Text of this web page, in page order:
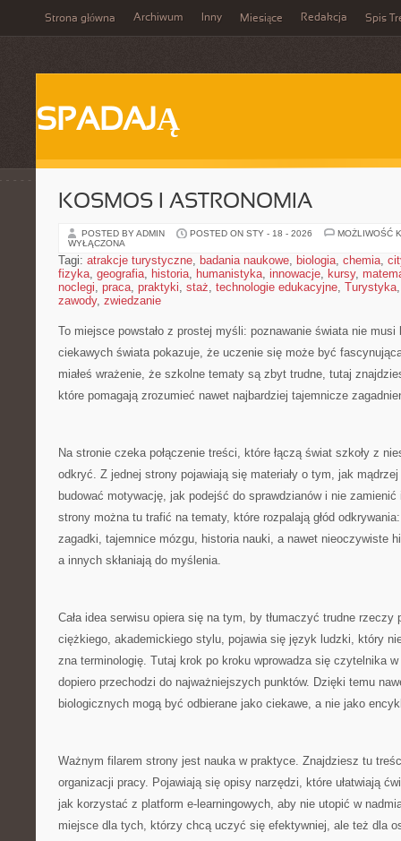
Strona główna Archiwum Inny Miesiące Redakcja Spis
SPADAJĄ
KOSMOS I ASTRONOMIA
POSTED BY ADMIN POSTED ON STY - 18 - 2026
MOŻLIWOŚĆ
WYŁĄCZONA
Tagi: atrakcje turystyczne, badania naukowe, biologia, chemia,
fizyka, geografia, historia, humanistyka, innowacje, kursy,
noclegi, praca, praktyki, staż, technologie edukacyjne, Turystyka
zawody, zwiedzanie
To miejsce powstało z prostej myśli: poznawanie świata nie
ciekawych świata pokazuje, że uczenie się może być
miałeś wrażenie, że szkolne tematy są zbyt trudne, tutaj
które pomagają zrozumieć nawet najbardziej tajemnicze
Na stronie czeka połączenie treści, które łączą świat szkoły z
odkryć. Z jednej strony pojawiają się materiały o tym, jak
budować motywację, jak podejść do sprawdzianów i nie zamienić
strony można tu trafić na tematy, które rozpalają głód
zagadki, tajemnice mózgu, historia nauki, a nawet nieoczywiste
a innych skłaniają do myślenia.
Cała idea serwisu opiera się na tym, by tłumaczyć trudne rzeczy
ciężkiego, akademickiego stylu, pojawia się język ludzki, który
zna terminologię. Tutaj krok po kroku wprowadza się czytelnika
dopiero przechodzi do najważniejszych punktów. Dzięki temu
biologicznych mogą być odbierane jako ciekawe, a nie jako
Ważnym filarem strony jest nauka w praktyce. Znajdziesz tu
organizacji pracy. Pojawiają się opisy narzędzi, które ułatwiają
jak korzystać z platform e-learningowych, aby nie utopić w
miejsce dla tych, którzy chcą uczyć się efektywniej, ale też dla